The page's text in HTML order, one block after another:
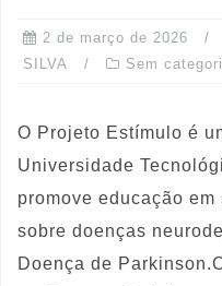
2 de março de 2026
SILVA
Sem
O Projeto Estímulo é
Universidade
promove educação
sobre doenças
Doença de